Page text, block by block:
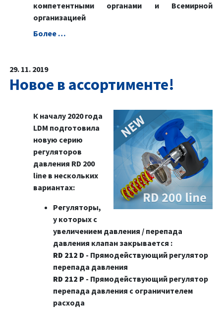
компетентными органами и Всемирной
организацией
Болeе …
29. 11. 2019
Новое в ассортименте!
К началу 2020 года
LDM подготовила
новую серию
регуляторов
давления RD 200
line в нескольких
вариантах:
Регуляторы,
у которых с
увеличением давления / перепада
давления клапан закрывается :
RD 212 D - Прямодействующий регулятор
перепада давления
RD 212 P - Прямодействующий регулятор
перепада давления с ограничителем
расхода